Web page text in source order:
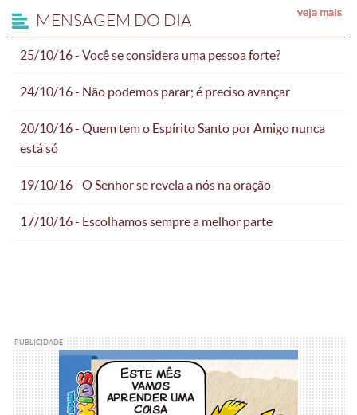
MENSAGEM DO DIA
25/10/16 - Você se considera uma pessoa forte?
veja mais
24/10/16 - Não podemos parar; é preciso avançar
veja mais
20/10/16 - Quem tem o Espírito Santo por Amigo nunca
está só
veja mais
19/10/16 - O Senhor se revela a nós na oração
veja mais
17/10/16 - Escolhamos sempre a melhor parte
veja mais
PUBLICIDADE